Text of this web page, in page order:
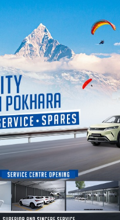
लोक गुरुङले जानकारी
निर्माण हुने क्रम पनि
बताए । मौला डाँडाका
पूजाआजा हुँदै आएको उनले
पर्यटनमैत्री भवन, शौचालय,
सहित कास्कीको रुपा
गोरखा हिमालसम्मका